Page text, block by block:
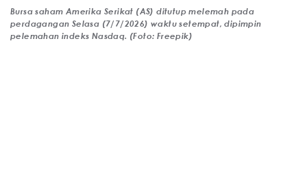
Bursa saham Amerika Serikat (AS) ditutup melemah pada
perdagangan Selasa (7/7/2026) waktu setempat, dipimpin
pelemahan indeks Nasdaq. (Foto: Freepik)